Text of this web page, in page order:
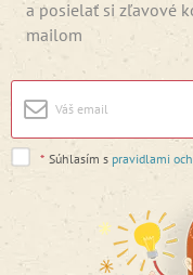
a posielať si zľavové
mailom
* Súhlasím s pravidlami